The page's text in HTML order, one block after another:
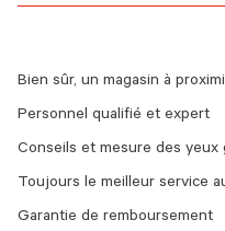
Bien sûr, un magasin à
Personnel qualifié et expert
Conseils et mesure des yeux
Toujours le meilleur service
Garantie de remboursement